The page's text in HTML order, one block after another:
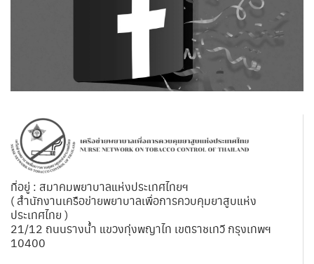
ที่อยู่ : สมาคมพยาบาลแห่งประเทศไทยฯ
( สำนักงานเครือข่ายพยาบาลเพื่อการควบคุมยาสูบแห่ง
ประเทศไทย )
21/12 ถนนรางน้ำ แขวงทุ่งพญาไท เขตราชเทวี กรุงเทพฯ
10400